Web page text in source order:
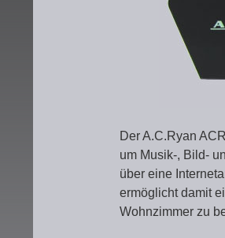
Der A.C.Ryan
um Musik-, Bild-
über eine
ermöglicht damit
Wohnzimmer zu